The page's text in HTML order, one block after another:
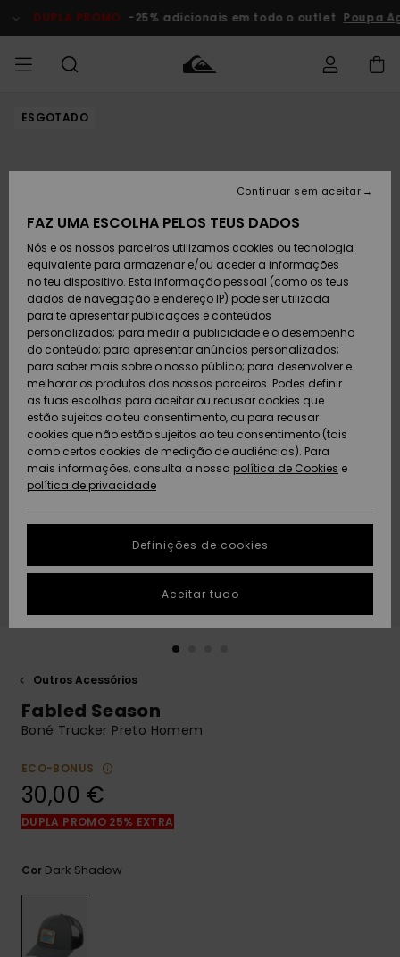
do
DUPLA PROMO -25% adicionais em todo o outlet Poupa
HOMEM
Calçado e
chinelos
Surfe/água
Snow
Artigos
recém-
chegados
Coleções
MENINO
Calçado e
chinelos
Surfe/água
Neve
Artigos
recém-
chegados
Highlights
MULHER
chegados
Highlights
Snow
SURF
Crianças
Highlights
Community
SNOW
Artigos
Criança
Snow Shop
Feminino
Highlights
Community
DUPLA
PROMO
Criança
Outlet
Mulher
AJUDA
Devoluções
Pagamento
Cartão
presente
Quiksilver
Freedom
Protecção de
dados
Guia de
tamanhos
conversa para
obteres a
resposta mais
rápida à tua
conversa
frequentes e o
SUSTAINABILITY
PRESENTE
DESEJO
ESGOTADO
Outros Acessórios
Fabled Season
Boné Trucker Preto Homem
ECO-BONUS
30,00 €
DUPLA PROMO 25% EXTRA
Cor Dark Shadow
FAZ UMA ESCOLHA PELOS TEUS DADOS
Nós e os nossos parceiros utilizamos cookies ou tecnologia
equivalente para armazenar e/ou aceder a informações
no teu dispositivo. Esta informação pessoal (como os teus
dados de navegação e endereço IP) pode ser utilizada
para te apresentar publicações e conteúdos
personalizados; para medir a publicidade e o desempenho
do conteúdo; para apresentar anúncios personalizados;
para saber mais sobre o nosso público; para desenvolver e
melhorar os produtos dos nossos parceiros. Podes definir
as tuas escolhas para aceitar ou recusar cookies que
estão sujeitos ao teu consentimento, ou para recusar
cookies que não estão sujeitos ao teu consentimento (tais
como certos cookies de medição de audiências). Para
mais informações, consulta a nossa política de Cookies e
política de privacidade
Definições de cookies
Continuar sem aceitar
Aceitar tudo